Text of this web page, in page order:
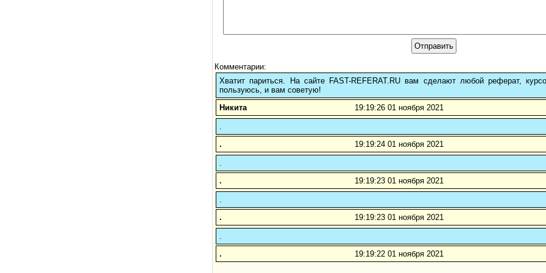
Комментарии:
Хватит париться. На сайте FAST-REFERAT.RU вам сделают любой реферат,
пользуюсь, и вам советую!
Никита
19:19:26 01 ноября 2021
.
.
19:19:24 01 ноября 2021
.
.
19:19:23 01 ноября 2021
.
.
19:19:23 01 ноября 2021
.
.
19:19:22 01 ноября 2021